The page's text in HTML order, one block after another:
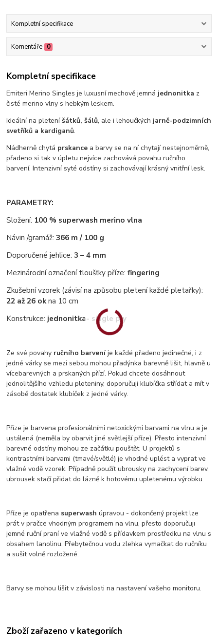
Kompletní specifikace
Komentáře 0
Kompletní specifikace
Emiteri Merino Singles je luxusní mechově jemná jednonitka z
čisté merino vlny s hebkým leskem.
Ideální na pleteníšátků, šálů, ale i lehoučkých jarně-podzimních
svetříků a kardiganů.
Nádherně chytá prskance a barvy se na ní chytají nestejnoměrně,
přadeno si tak v úpletu nejvíce zachovává povahu ručního
barvení. Intenzivní syté odstíny si zachovávají krásný vnitřní lesk.
PARAMETRY:
Složení: 100 % superwash merino vlna
Návin /gramáž: 366 m / 100 g
Doporučené jehlice:3 – 4 mm
Mezinárodní označení tloušťky příze:fingering
Zkušební vzorek (závisí na způsobu pletení každé pletařky):
22 až 26 okna 10 cm
Konstrukce: jednonitka- single ply
Ze své povahy ručního barveníje každé přadeno jedinečné, i z
jedné várky se mezi sebou mohou přadýnka barevně lišit, hlavně u
vícebarevných a prskaných přízí. Pokud chcete dosáhnout
jednolitějšího vzhledu pleteniny, doporučuji klubíčka střídat a mít v
zásobě dostatek klubíček z jedné várky.
Příze je barvena profesionálními netoxickými barvami na vlnu a je
ustálená (neměla by obarvit jiné světlejší příze). Přesto intenzivní
barevné odstíny mohou ze začátku pouštět. U projektů s
kontrastními barvami (tmavé/světlé) je vhodné uplést a vyprat ve
vlažné vodě vzorek. Případně použít ubrousky na zachycení barev,
ubrousek stačí přidat do lázně k hotovému upletenému výrobku.
Příze je opatřena superwash úpravou - dokončený projekt lze
prát v pračce vhodným programem na vlnu, přesto doporučuji
jemné ruční praní ve vlažné vodě s přídavkem prostředku na vlnu s
obsahem lanolinu. Přebytečnou vodu zlehka vymačkat do ručníku
a sušit volně rozložené.
Barvy se mohou lišit v závislosti na nastavení vašeho monitoru.
Zboží zařazeno v kategoriích